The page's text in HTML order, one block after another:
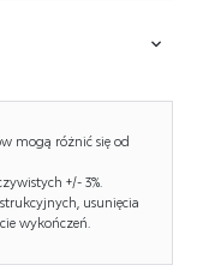
mogą różnić się od
+/- 3%.
usunięcia
wykończeń.